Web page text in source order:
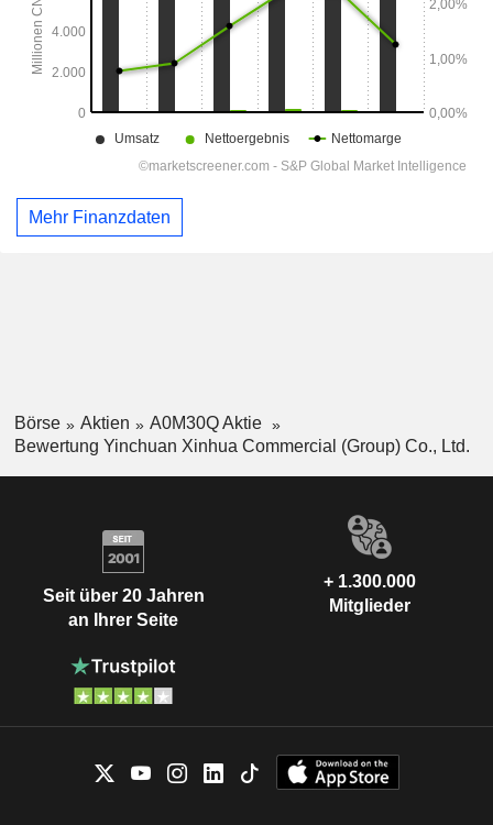
Mehr Finanzdaten
Börse Aktien
A0M30Q Aktie
Bewertung Yinchuan Xinhua Commercial (Group) Co., Ltd.
Seit über 20 Jahren
an Ihrer Seite
+ 1.300.000
Mitglieder